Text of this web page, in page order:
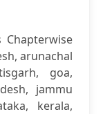
Chapterwise
arunachal
goa,
jammu
kerala,